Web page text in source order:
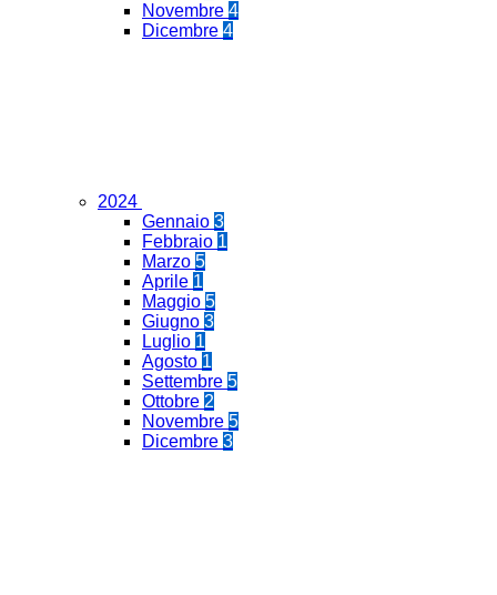
Novembre 4
Dicembre 4
2024
Gennaio 3
Febbraio 1
Marzo 5
Aprile 1
Maggio 5
Giugno 3
Luglio 1
Agosto 1
Settembre 5
Ottobre 2
Novembre 5
Dicembre 3